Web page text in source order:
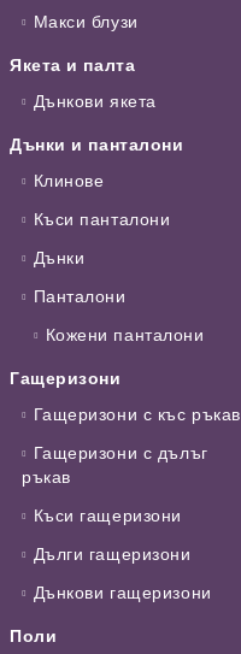
Макси блузи
Якета и палта
Дънкови якета
Дънки и панталони
Клинове
Къси панталони
Дънки
Панталони
Кожени панталони
Гащеризони
Гащеризони с къс ръкав
Гащеризони с дълъг
ръкав
Къси гащеризони
Дълги гащеризони
Дънкови гащеризони
Поли